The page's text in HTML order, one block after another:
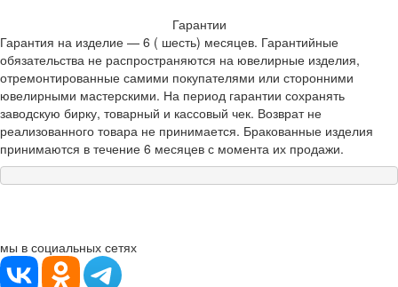
Гарантии
Гарантия на изделие — 6 ( шесть) месяцев. Гарантийные
обязательства не распространяются на ювелирные изделия,
отремонтированные самими покупателями или сторонними
ювелирными мастерскими. На период гарантии сохранять
заводскую бирку, товарный и кассовый чек. Возврат не
реализованного товара не принимается. Бракованные изделия
принимаются в течение 6 месяцев с момента их продажи.
мы в социальных сетях